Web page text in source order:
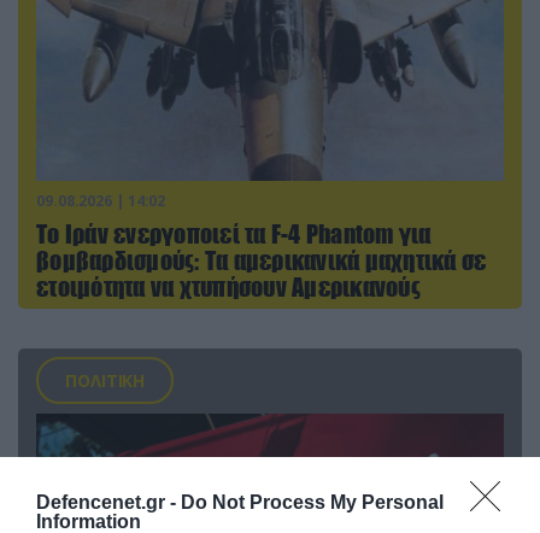
Defencenet.gr - Do Not Process My Personal
Information
09.08.2026 | 14:02
Το Ιράν ενεργοποιεί τα F-4 Phantom για
βομβαρδισμούς: Τα αμερικανικά μαχητικά σε
ετοιμότητα να χτυπήσουν Αμερικανούς
ΠΟΛΙΤΙΚΗ